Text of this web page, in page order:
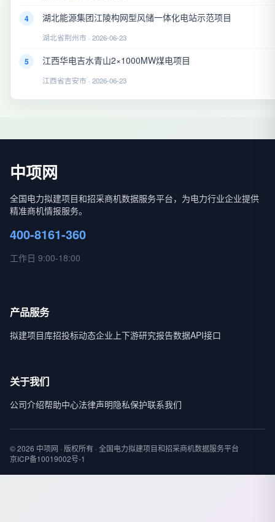
4 湖北能源集团江陵构网型风储一体化电站示范项目
湖北省荆州市 · 2026-06-23
5 江西华电吉水青山2×1000MW煤电项目
江西省吉安市 · 2026-06-23
中项网
全国电力拟建项目和招采商机数据服务平台，为电力行业企业提供
精准商机情报服务。
400-8161-360
工作日 9:00-18:00
产品服务
拟建项目库招投标动态企业上下游研究报告数据API接口
关于我们
公司介绍帮助中心法律声明隐私保护联系我们
© 2026 中项网 · 版权所有 · 全国电力拟建项目和招采商机数据服务平台
京ICP备10019002号-1